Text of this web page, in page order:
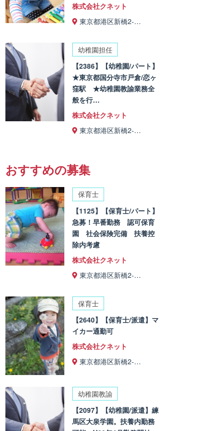
株式会社クネット
東京都港区新橋2-…
幼稚園担任
【2386】【幼稚園/パート】
★東京都国分寺市戸倉/恋ヶ
窪駅 ★幼稚園教諭業務全
般を行…
株式会社クネット
東京都港区新橋2-…
おすすめの募集
保育士
【1125】【保育士/パート】
急募！早番勤務 認可保育
園 社会保険完備 扶養控
除内考慮
株式会社クネット
東京都港区新橋2-…
保育士
【2640】【保育士/派遣】マ
イカー通勤可
株式会社クネット
東京都港区新橋2-…
幼稚園教諭
【2097】【幼稚園/派遣】練
馬区大泉学園。扶養内勤務